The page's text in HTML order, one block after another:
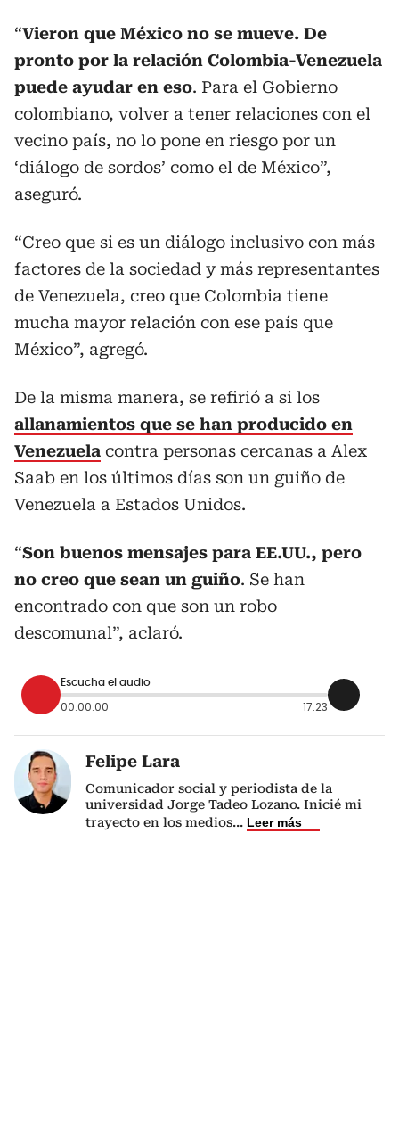
“Vieron que México no se mueve. De
pronto por la relación Colombia-Venezuela
puede ayudar en eso. Para el Gobierno
colombiano, volver a tener relaciones con el
vecino país, no lo pone en riesgo por un
‘diálogo de sordos’ como el de México”,
aseguró.
“Creo que si es un diálogo inclusivo con más
factores de la sociedad y más representantes
de Venezuela, creo que Colombia tiene
mucha mayor relación con ese país que
México”, agregó.
De la misma manera, se refirió a si los
allanamientos que se han producido en
Venezuela contra personas cercanas a Alex
Saab en los últimos días son un guiño de
Venezuela a Estados Unidos.
“Son buenos mensajes para EE.UU., pero
no creo que sean un guiño. Se han
encontrado con que son un robo
descomunal”, aclaró.
Escucha el audio
00:00:00 17:23
Felipe Lara
Comunicador social y periodista de la
universidad Jorge Tadeo Lozano. Inicié mi
trayecto en los medios... Leer más